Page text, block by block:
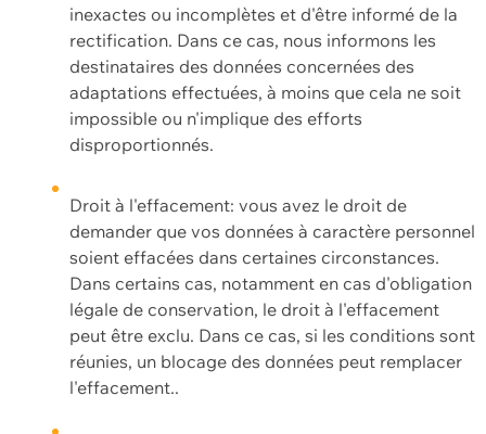
inexactes ou incomplètes et d'être informé de la
rectification. Dans ce cas, nous informons les
destinataires des données concernées des
adaptations effectuées, à moins que cela ne soit
impossible ou n'implique des efforts
disproportionnés.
Droit à l'effacement: vous avez le droit de
demander que vos données à caractère personnel
soient effacées dans certaines circonstances.
Dans certains cas, notamment en cas d'obligation
légale de conservation, le droit à l'effacement
peut être exclu. Dans ce cas, si les conditions sont
réunies, un blocage des données peut remplacer
l'effacement..